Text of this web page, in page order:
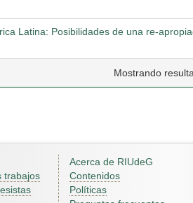
Latina: Posibilidades de una re-
Mostrando
trabajos
Acerca de RIUdeG
Contenidos
Políticas